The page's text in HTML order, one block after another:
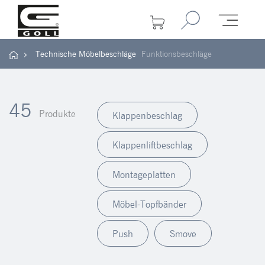
Technische Möbelbeschläge Funktionsbeschläge
45 Produkte Klappenbeschlag
Klappenliftbeschlag
Montageplatten
Möbel-Topfbänder
Push Smove